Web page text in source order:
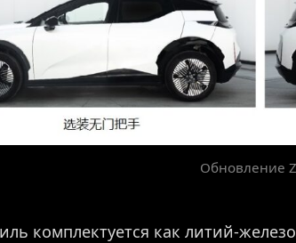
Обновление
комплектуется как литий-